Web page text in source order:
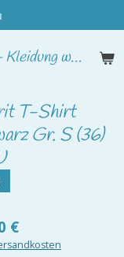
wie neu
T-Shirt
Gr. S (36)
€